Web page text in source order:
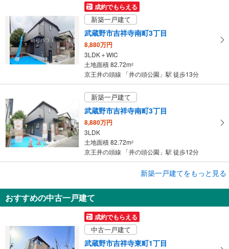
す
る
成約でもらえる
新築一戸建て
武蔵野市吉祥寺南町3丁目
8,880万円
3LDK＋WIC
土地面積 82.72m2
京王井の頭線 「井の頭公園」駅 徒歩13分
新築一戸建て
武蔵野市吉祥寺南町3丁目
8,880万円
3LDK
土地面積 82.72m2
京王井の頭線 「井の頭公園」駅 徒歩12分
杉並区松庵3丁目
2億2,800万円
3LDK
土地面積 95.66m2
京王井の頭線 「井の頭公園」駅 徒歩27分
新築一戸建てをもっと見る
おすすめの中古一戸建て
成約でもらえる
中古一戸建て
武蔵野市吉祥寺東町1丁目